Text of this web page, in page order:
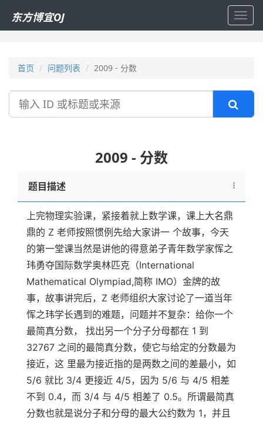
东方博宜OJ
首页 问题列表 2009 - 分数
搜
2009 - 分数
题目描述
上完物理实验课，紧接着就上数学课，课上大名鼎
鼎的 Z 老师按照惯例先给大家讲一 个故事，今天
的第一堂课当然是讲他的得意弟子青年数学家恽之
玮勇夺国际数学奥林匹克（International
Mathematical Olympiad,简称 IMO）金牌的故
事，故事讲完后，Z 老师组织大家讨论了一道当年
恽之玮学长遇到的难题，问题并不复杂：给你一个
最简真分数， 找出另一个分子分母都在 1 到
32767 之间的最简真分数，使它与给定的分数最为
接近，这 里最为接近指的是两数之间的差最小，如
5/6 就比 3/4 更接近 4/5，因为 5/6 与 4/5 相差
不到 0.4，而 3/4 与 4/5 相差了 0.5。所谓最简真
分数也就是说分子和分母的最大公约数为 1，并且